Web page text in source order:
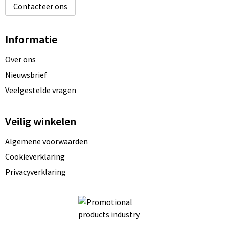
Contacteer ons
Informatie
Over ons
Nieuwsbrief
Veelgestelde vragen
Veilig winkelen
Algemene voorwaarden
Cookieverklaring
Privacyverklaring